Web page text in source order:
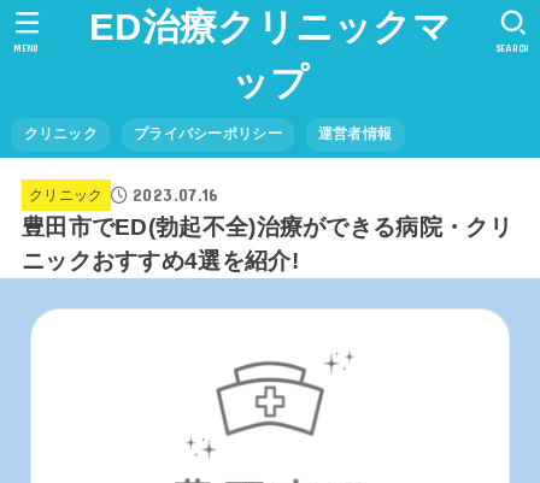
ED治療クリニックマ
ップ
クリニック プライバシーポリシー 運営者情報
SEARCH
MENU
クリニック 2023.07.16
豊田市でED(勃起不全)治療ができる病院・クリ
ニックおすすめ4選を紹介!